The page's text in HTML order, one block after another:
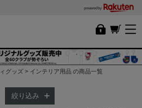
powered by
グッズ インテリア用品 の商品一覧
絞り込み